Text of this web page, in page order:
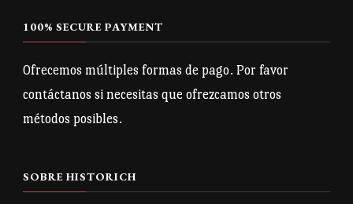
100% SECURE PAYMENT
Ofrecemos múltiples formas de pago. Por favor
contáctanos si necesitas que ofrezcamos otros
métodos posibles.
SOBRE HISTORICH